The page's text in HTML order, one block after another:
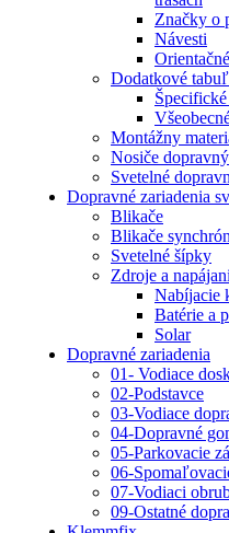
Značky o
Návesti
Dodatkové
Montážny
Nosiče
Svetelné
Dopravné zariadenia
Blikače
Blikače
Svetelné šípky
Zdroje a
Nabíjacie
Batérie a
Solar
Dopravné zariadenia
01- Vodiace
02-Podstavce
03-Vodiace
04-Dopravné
05-Parkovacie
06-
07-Vodiaci
09-Ostatné